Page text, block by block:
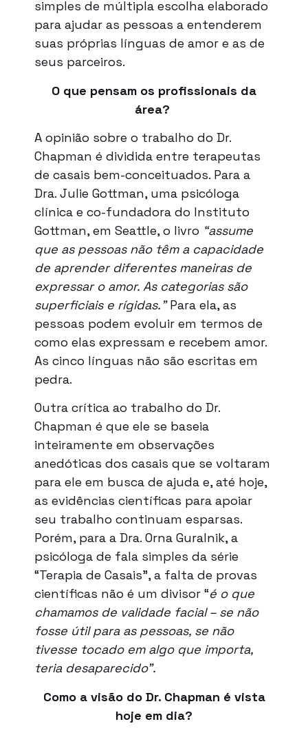
simples de múltipla escolha elaborado
para ajudar as pessoas a entenderem
suas próprias línguas de amor e as de
seus parceiros.
O que pensam os profissionais da
área?
A opinião sobre o trabalho do Dr.
Chapman é dividida entre terapeutas
de casais bem-conceituados. Para a
Dra. Julie Gottman, uma psicóloga
clínica e co-fundadora do Instituto
Gottman, em Seattle, o livro “assume
que as pessoas não têm a capacidade
de aprender diferentes maneiras de
expressar o amor. As categorias são
superficiais e rígidas.”Para ela, as
pessoas podem evoluir em termos de
como elas expressam e recebem amor.
As cinco línguas não são escritas em
pedra.
Outra crítica ao trabalho do Dr.
Chapman é que ele se baseia
inteiramente em observações
anedóticas dos casais que se voltaram
para ele em busca de ajuda e, até hoje,
as evidências científicas para apoiar
seu trabalho continuam esparsas.
Porém, para a Dra. Orna Guralnik, a
psicóloga de fala simples da série
“Terapia de Casais”, a falta de provas
científicas não é um divisor “é o que
chamamos de validade facial – se não
fosse útil para as pessoas, se não
tivesse tocado em algo que importa,
teria desaparecido”.
Como a visão do Dr. Chapman é vista
hoje em dia?